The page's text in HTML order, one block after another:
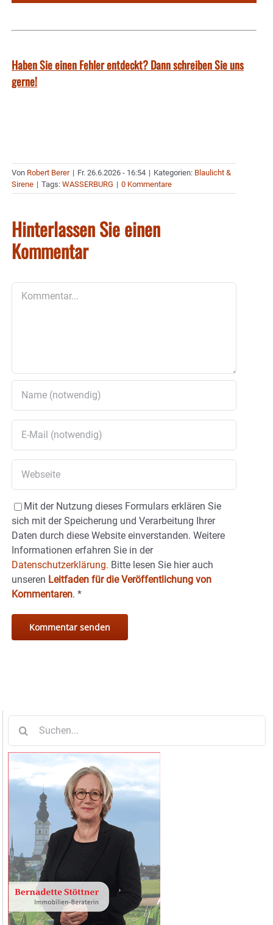
Haben Sie einen Fehler entdeckt? Dann schreiben Sie uns
gerne!
Von Robert Berer | Fr. 26.6.2026 - 16:54 | Kategorien: Blaulicht &
Sirene | Tags: WASSERBURG | 0 Kommentare
Hinterlassen Sie einen
Kommentar
Mit der Nutzung dieses Formulars erklären Sie
sich mit der Speicherung und Verarbeitung Ihrer
Daten durch diese Website einverstanden. Weitere
Informationen erfahren Sie in der
Datenschutzerklärung. Bitte lesen Sie hier auch
unseren Leitfaden für die Veröffentlichung von
Kommentaren. *
nach: